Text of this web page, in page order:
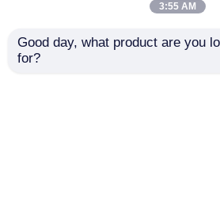
3:55 AM
Good day, what product are you
for?